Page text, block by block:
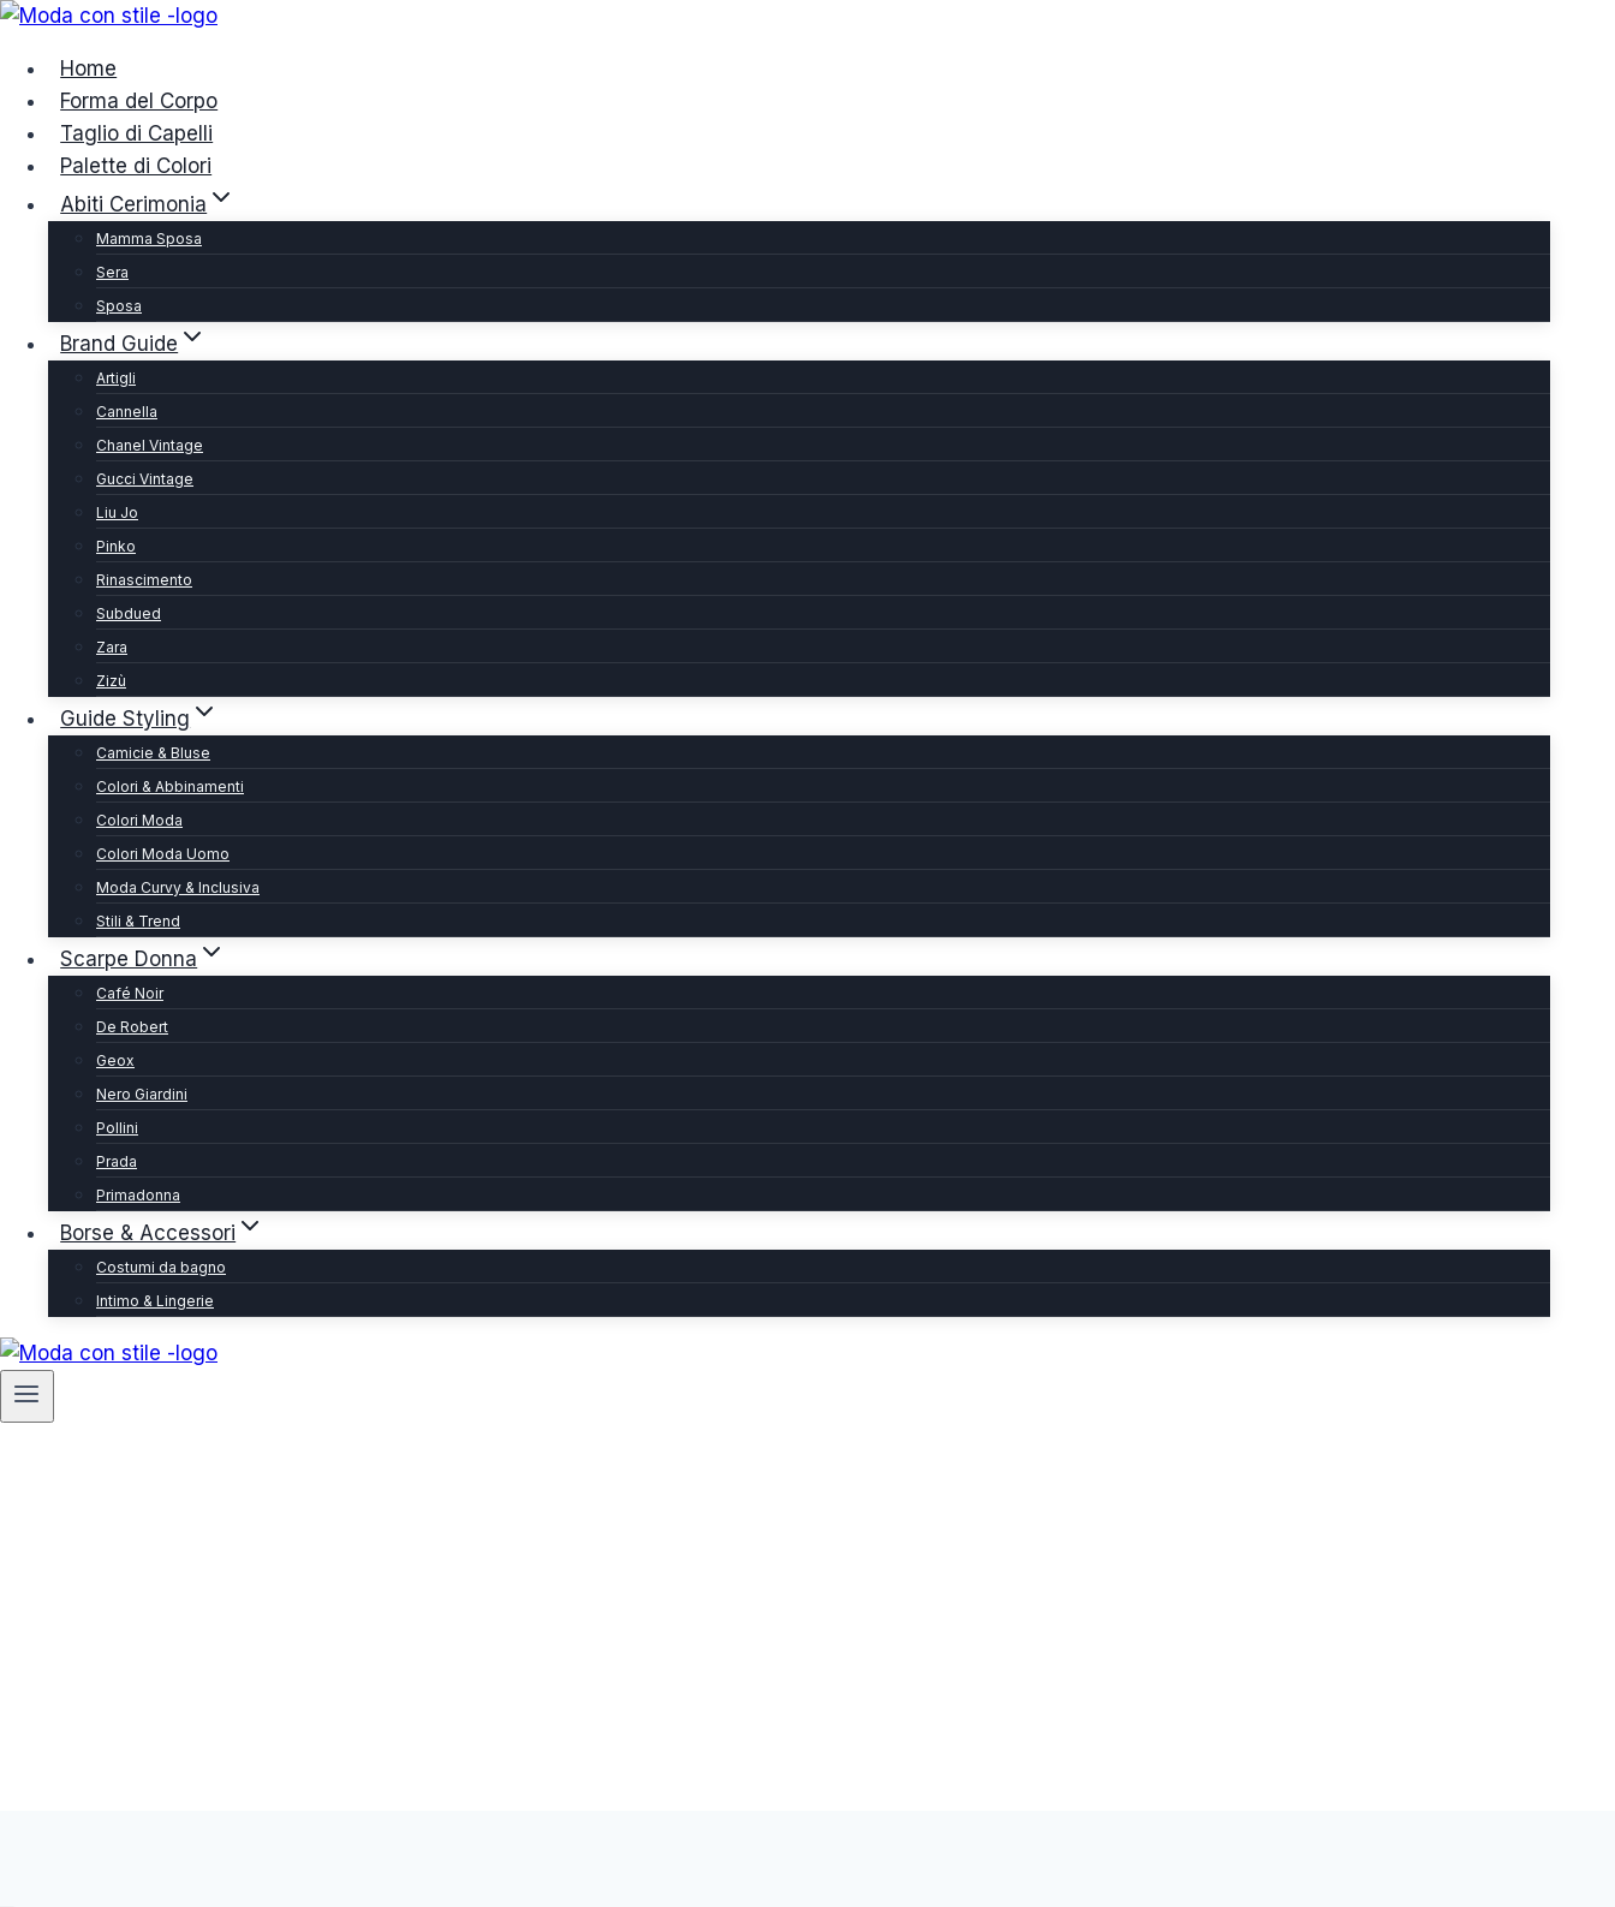
Salta
contenuto
Home
Forma del Corpo
Taglio di Capelli
Palette di Colori
Abiti Cerimonia
Mamma Sposa
Sera
Sposa
Brand Guide
Artigli
Cannella
Chanel Vintage
Gucci Vintage
Liu Jo
Pinko
Rinascimento
Subdued
Zara
Zizù
Guide Styling
Camicie & Bluse
Colori & Abbinamenti
Colori Moda
Colori Moda Uomo
Moda Curvy & Inclusiva
Stili & Trend
Scarpe Donna
Café Noir
De Robert
Geox
Nero Giardini
Pollini
Prada
Primadonna
Borse & Accessori
Costumi da bagno
Intimo & Lingerie